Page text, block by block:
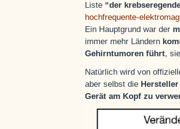
Liste “der
hochfrequente-
Ein Hauptgrund war der
immer mehr Ländern
Gehirntumoren führt,
Natürlich wird von
aber selbst die
Gerät am Kopf zu